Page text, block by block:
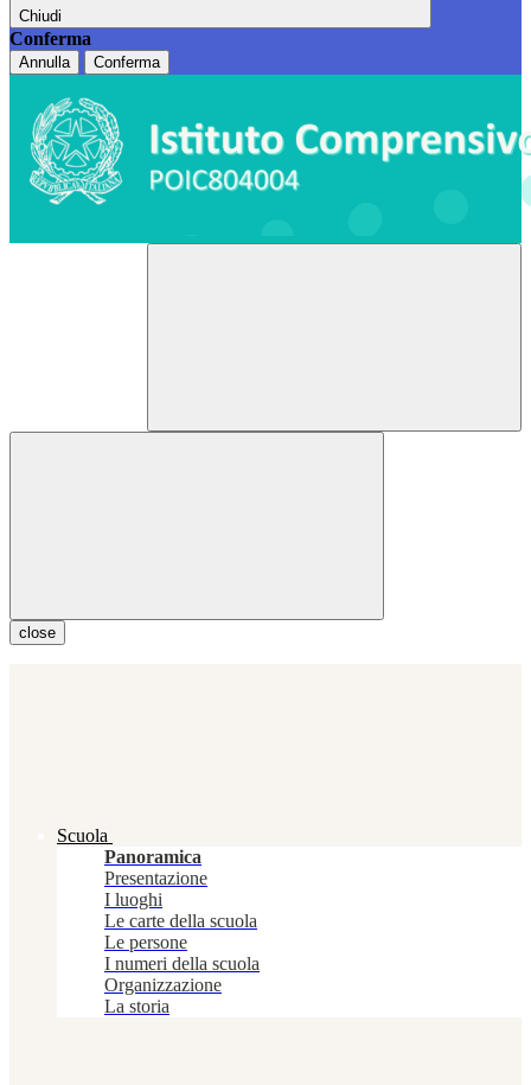
Chiudi
Conferma
Annulla Conferma
close
Scuola
Panoramica
Presentazione
I luoghi
Le carte della scuola
Le persone
I numeri della scuola
Organizzazione
La storia